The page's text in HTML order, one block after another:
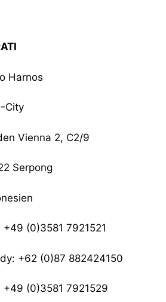
Harnos
City
Vienna 2, C2/9
Serpong
+49 (0)3581 7921521
+62 (0)87 882424150
+49 (0)3581 7921529